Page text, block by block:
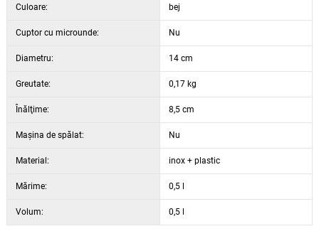
Culoare: bej
Cuptor cu microunde: Nu
Diametru: 14 cm
Greutate: 0,17 kg
Înălţime: 8,5 cm
Maşina de spălat: Nu
Material: inox + plastic
Mărime: 0,5 l
Volum: 0,5 l